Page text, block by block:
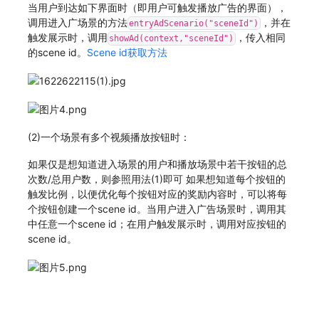
当用户到达如下界面时（即用户可触发播放广告的界面），
调用进入广场景的方法entryAdScenario("sceneId")
，并在
触发展示时，调用 showAd(context,"sceneId")
，传入相同
的scene id。 Scene id获取方法
(2)一个场景有多个视频播放按钮时：
如果仅是想知道进入场景的用户和播放场景中若干按钮的总
次数/总用户数，则参照用法(1)即可 如果想知道每个按钮的
触发比例，以便优化每个按钮对应的奖励内容时，可以将每
个按钮创建一个scene id。当用户进入广告场景时，调用其
中任意一个scene id；在用户触发展示时，调用对应按钮的
scene id。